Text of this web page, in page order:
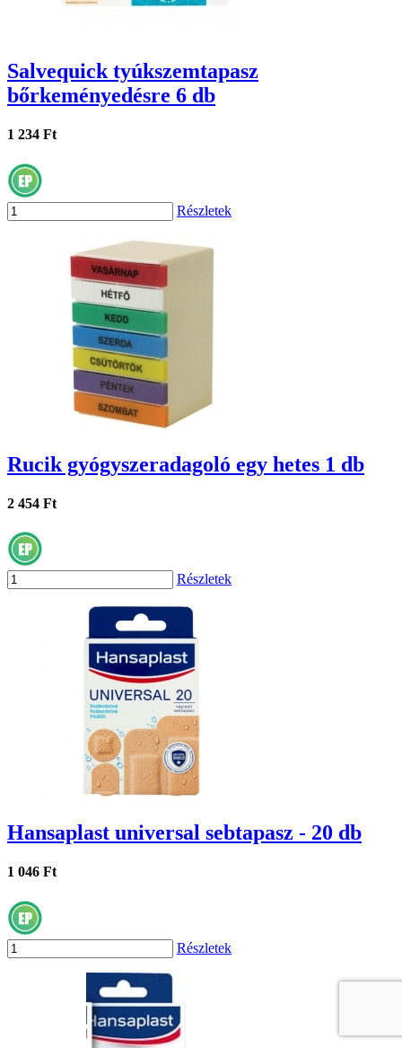
Salvequick tyúkszemtapasz
bőrkeményedésre 6 db
1 234 Ft
Részletek
Rucik gyógyszeradagoló egy hetes 1 db
2 454 Ft
Részletek
Hansaplast universal sebtapasz - 20 db
1 046 Ft
Részletek